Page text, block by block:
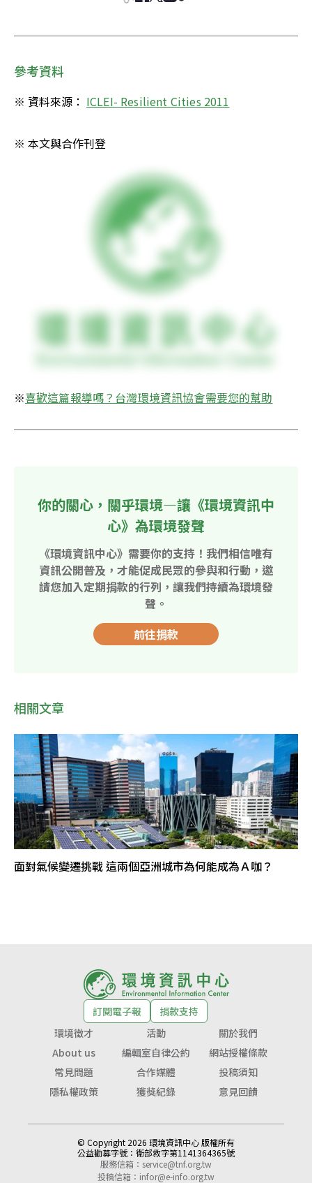
參考資料
※ 資料來源： ICLEI- Resilient Cities 2011
※ 本文與合作刊登
※喜歡這篇報導嗎？台灣環境資訊協會需要您的幫助
你的關心，關乎環境—讓《環境資訊中
心》為環境發聲
《環境資訊中心》需要你的支持！我們相信唯有
資訊公開普及，才能促成民眾的參與和行動，邀
請您加入定期捐款的行列，讓我們持續為環境發
聲。
前往捐款
相關文章
面對氣候變遷挑戰 這兩個亞洲城市為何能成為Ａ咖？
訂閱電子報
捐款支持
環境徵才
活動
關於我們
About us
編輯室自律公約
網站授權條款
常見問題
合作媒體
投稿須知
隱私權政策
獲獎紀錄 意見回饋
© Copyright 2026 環境資訊中心 版權所有
公益勸募字號： 衛部救字第1141364365號
服務信箱： service@tnf.org.tw
投稿信箱： infor@e-info.org.tw